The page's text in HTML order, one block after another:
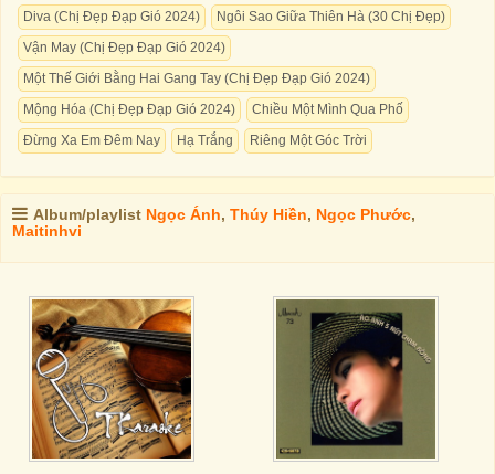
Diva (Chị Đẹp Đạp Gió 2024)
Ngôi Sao Giữa Thiên Hà (30 Chị Đẹp)
Vận May (Chị Đẹp Đạp Gió 2024)
Một Thế Giới Bằng Hai Gang Tay (Chị Đẹp Đạp Gió 2024)
Mộng Hóa (Chị Đẹp Đạp Gió 2024)
Chiều Một Mình Qua Phố
Đừng Xa Em Đêm Nay
Hạ Trắng Riêng Một Góc Trời
Album/playlist Ngọc Ánh, Thúy Hiền, Ngọc Phước,
Maitinhvi